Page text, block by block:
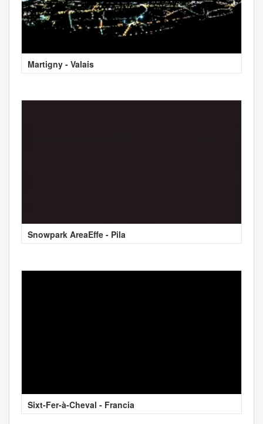
Martigny - Valais
Snowpark AreaEffe - Pila
Sixt-Fer-à-Cheval - Francia